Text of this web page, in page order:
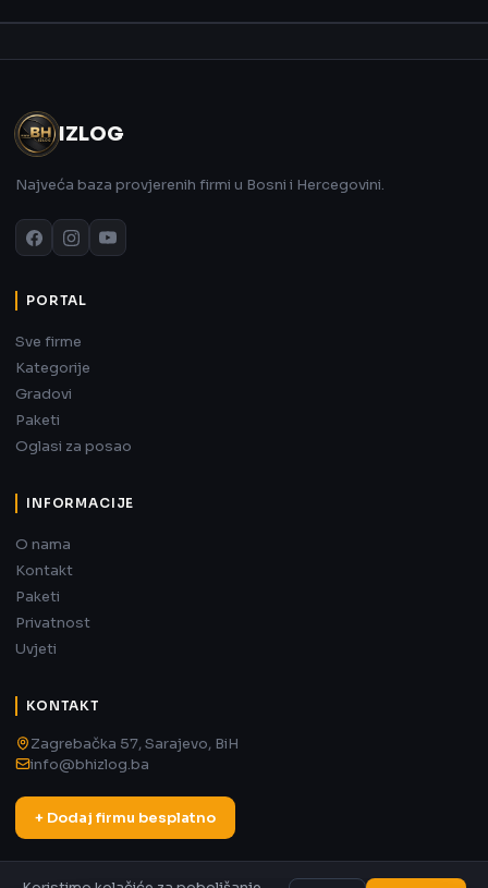
IZLOG
Najveća baza provjerenih firmi u Bosni i Hercegovini.
PORTAL
Sve firme
Kategorije
Gradovi
Paketi
Oglasi za posao
INFORMACIJE
O nama
Kontakt
Paketi
Privatnost
Uvjeti
KONTAKT
Zagrebačka 57, Sarajevo, BiH
info@bhizlog.ba
+ Dodaj firmu besplatno